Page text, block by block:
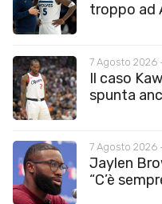
troppo ad
7 Agosto 2026
Il caso
spunta
7 Agosto 2026
Jaylen
“C’è